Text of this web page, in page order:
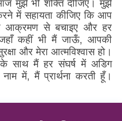
मुझे भी शक्ति दीजिए। मुझे
में सहायता कीजिए कि आप
आक्रमण से बचाइए और हर
कहीं भी मैं जाऊँ, आपकी
और मेरा आत्मविश्वास हो।
साथ मैं हर संघर्ष में अडिग
में, मैं प्रार्थना करती हूँ।